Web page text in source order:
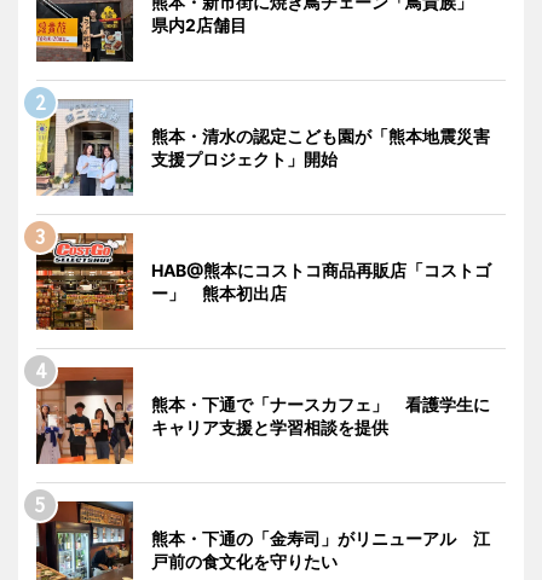
県内2店舗目
熊本・清水の認定こども園が「熊本地震災害
支援プロジェクト」開始
HAB@熊本にコストコ商品再販店「コストゴ
ー」 熊本初出店
熊本・下通で「ナースカフェ」 看護学生に
キャリア支援と学習相談を提供
熊本・下通の「金寿司」がリニューアル 江
戸前の食文化を守りたい